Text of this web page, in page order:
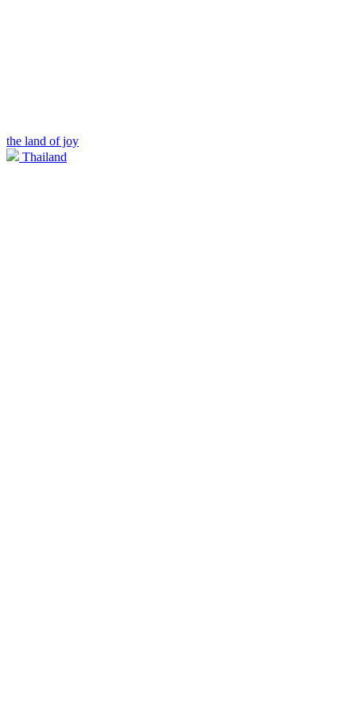
the land of joy
Thailand